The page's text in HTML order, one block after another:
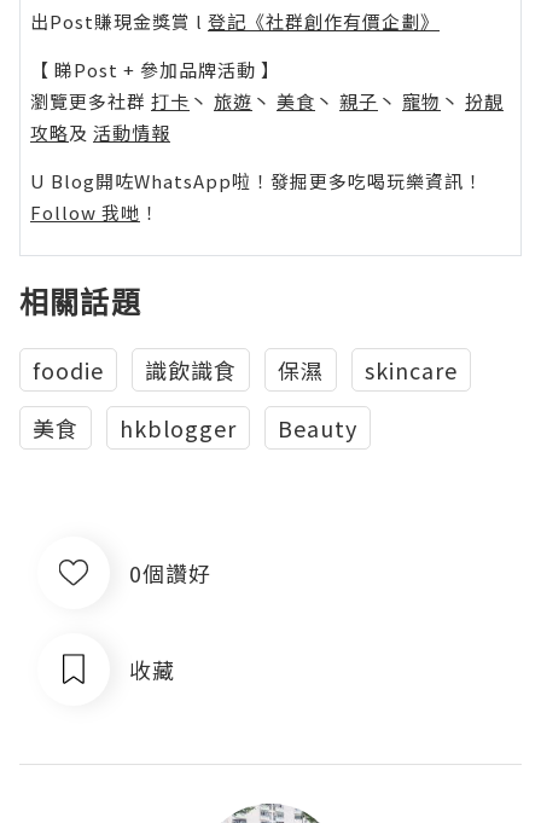
出Post賺現金獎賞 l 登記《社群創作有價企劃》
【 睇Post + 參加品牌活動 】
瀏覽更多社群 打卡 丶 旅遊 丶 美食 丶 親子 丶 寵物 丶 扮靚
攻略及 活動情報
U Blog開咗WhatsApp啦！發掘更多吃喝玩樂資訊！
Follow 我哋 ！
相關話題
foodie 識飲識食 保濕
skincare
美食
hkblogger Beauty
0個讚好
收藏